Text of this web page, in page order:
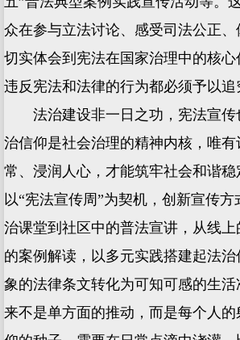
众在参与立法讨论、感受司法公正、
切实体会到宪法在国家治理中的核心
违反宪法和法律的行为都必须予以追
法治建设非一日之功，宪法宣传
治信仰是社会治理的精神内核，唯有
常、浸润人心，才能筑牢社会和谐
以“宪法宣传周”为契机，创新宣传
治课堂到社区中的普法宣讲，从线
的案例解读，以多元实践搭建起法
象的法律条文转化为可知可感的生
来不是单方面的推动，而是每个人